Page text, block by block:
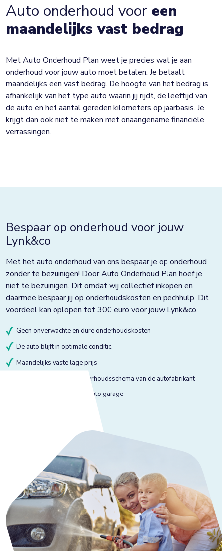
Auto onderhoud voor een
maandelijks vast bedrag
Met Auto Onderhoud Plan weet je precies wat je aan
onderhoud voor jouw auto moet betalen. Je betaalt
maandelijks een vast bedrag. De hoogte van het bedrag is
afhankelijk van het type auto waarin jij rijdt, de leeftijd van
de auto en het aantal gereden kilometers op jaarbasis. Je
krijgt dan ook niet te maken met onaangename financiële
verrassingen.
Bespaar op onderhoud voor jouw
Lynk&co
Met het auto onderhoud van ons bespaar je op onderhoud
zonder te bezuinigen! Door Auto Onderhoud Plan hoef je
niet te bezuinigen. Dit omdat wij collectief inkopen en
daarmee bespaar jij op onderhoudskosten en pechhulp. Dit
voordeel kan oplopen tot 300 euro voor jouw Lynk&co.
Geen onverwachte en dure onderhoudskosten
De auto blijft in optimale conditie.
Maandelijks vaste lage prijs
Onderhoud volgens onderhoudsschema van de autofabrikant
Onderhoud bij gekeurde auto garage